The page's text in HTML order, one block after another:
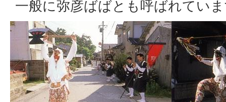
一般に弥彦ばばとも呼ばれてい